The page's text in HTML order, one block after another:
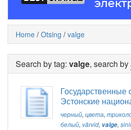
Home / Otsing / valge
Search by tag: valge, search by
Государственные
Эстонские
черный, цвета,
белый, värvid, valge,